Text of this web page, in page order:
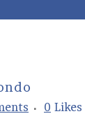
0 Likes